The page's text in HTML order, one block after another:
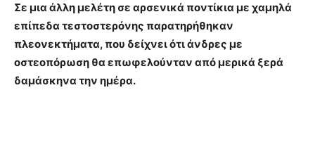
Σε μια άλλη μελέτη σε αρσενικά ποντίκια με χαμηλά
επίπεδα τεστοστερόνης παρατηρήθηκαν
πλεονεκτήματα, που δείχνειότι άνδρες με
οστεοπόρωση θα επωφελούνταν από μερικά ξερά
δαμάσκηνα την ημέρα.